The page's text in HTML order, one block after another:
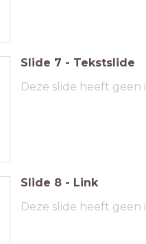
Slide 7 - Tekstslide
Deze slide heeft geen
Slide 8 - Link
Deze slide heeft geen